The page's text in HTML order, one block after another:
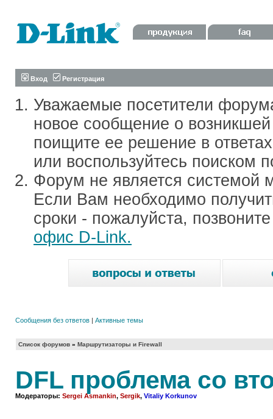
Вход Регистрация
Уважаемые посетители
новое сообщение о
поищите ее решение в
или воспользуйтесь поиском
Форум не является системой
Если Вам необходимо
сроки - пожалуйста,
офис D-Link.
Сообщения без ответов | Активные темы
Список форумов » Маршрутизаторы и Firewall
DFL проблема со
Модераторы: Sergei Asmankin, Sergik, Vitaliy Korkunov